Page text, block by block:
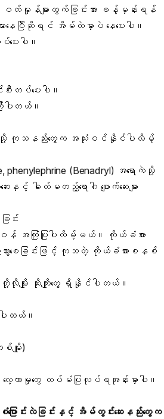
ဝတ်မှုန်များထွက်ခြင်းအား ခန့်မှန်းရန်
နေပြီဆိုရင် အိမ်ထဲမှာပဲ နေပေးပါ။
ေးပါ။
တပ်ပေးပါ။
းပါတယ်။
ကဲ့သို့ ကုသနည်းတွေက အသုံးဝင်နိုင်ပါလိမ့်
phenylephrine (Benadryl) အရောကဲသို့
ါတ်မတည့်ရောဂါ ပျောက်ဆေးများ
ြင်း
ဝန် အကြုံပြုပါလိမ့်မယ်။ ကိုယ်ခံအား
ားစေခြင်းဖြင့် ကုသတဲ့ ကိုယ်ခံအားစနစ်
မျိုး ဆိုးကျိုးတွေ ရှိနိုင်ပါတယ်။
ါတယ်။
မျိုး)
လေ့လာမှုတွေ ထပ်မံပြုလုပ်ရအုန်းမှာပါ။
င်းလဲခြင်းနှင့် အိမ်တွင်းဆေးနည်းတွေက